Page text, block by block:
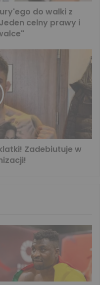
do walki z
celny prawy i
Zadebiutuje w